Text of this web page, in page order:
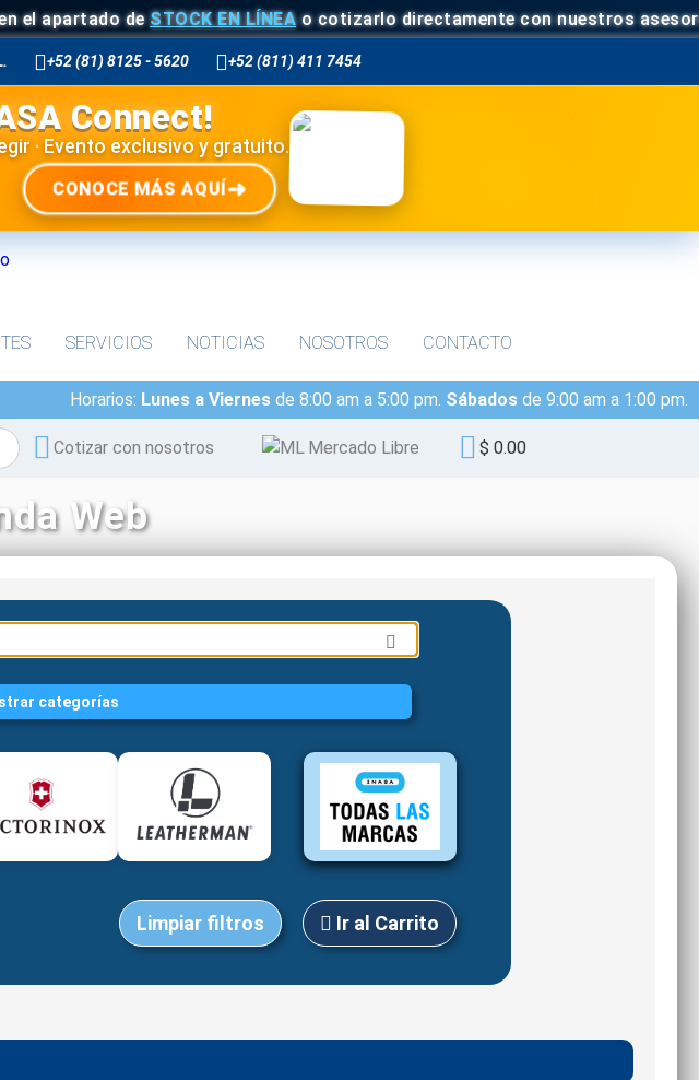
apartado deSTOCK EN LÍNEAo cotizarlo directamente con nuestros asesores.
+52 (81) 8125 - 5620 +52 (811) 411 7454
Connect!
· Evento exclusivo y gratuito.
CONOCE MÁS AQUÍ➜
SERVICIOS NOTICIAS NOSOTROS CONTACTO
Horarios: Lunes a Viernes de 8:00 am a 5:00 pm. Sábados de 9:00 am a 1:00 pm.
Cotizar con nosotros Mercado Libre $ 0.00
Web
categorías
Limpiar filtros Ir al Carrito